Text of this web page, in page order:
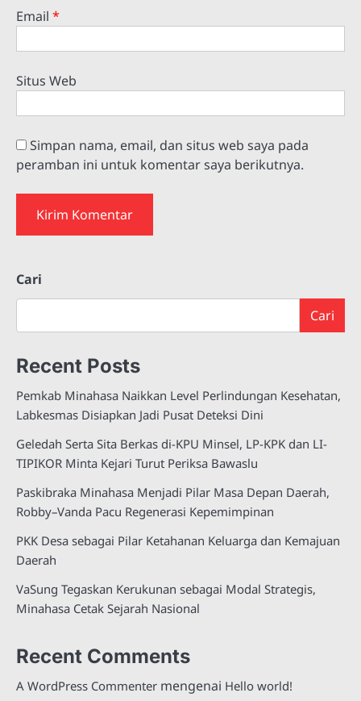
Email *
Situs Web
Simpan nama, email, dan situs web saya pada
peramban ini untuk komentar saya berikutnya.
Cari
Cari
Recent Posts
Pemkab Minahasa Naikkan Level Perlindungan Kesehatan,
Labkesmas Disiapkan Jadi Pusat Deteksi Dini
Geledah Serta Sita Berkas di-KPU Minsel, LP-KPK dan LI-
TIPIKOR Minta Kejari Turut Periksa Bawaslu
Paskibraka Minahasa Menjadi Pilar Masa Depan Daerah,
Robby–Vanda Pacu Regenerasi Kepemimpinan
PKK Desa sebagai Pilar Ketahanan Keluarga dan Kemajuan
Daerah
VaSung Tegaskan Kerukunan sebagai Modal Strategis,
Minahasa Cetak Sejarah Nasional
Recent Comments
A WordPress Commenter mengenai Hello world!